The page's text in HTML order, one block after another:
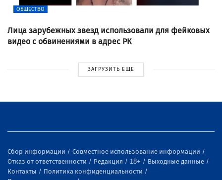
ОБЩЕСТВО
Лица зарубежных звезд использовали для фейковых
видео с обвинениями в адрес РК
ЗАГРУЗИТЬ ЕЩЕ
Сбор информации
Совместное использование информации
Отказ от ответственности
Редакция 18+
Выходные данные
Контакты
Политика конфиденциальности